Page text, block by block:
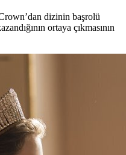
dizinin başrolü
ortaya çıkmasının